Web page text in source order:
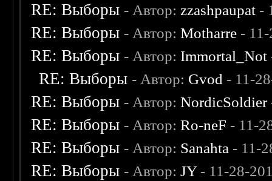
RE: Выборы - Автор: zzashpaupat -
RE: Выборы - Автор:Motharre -
RE: Выборы - Автор: Immortal_Not
RE: Выборы - Автор: Gvod - 11-
RE: Выборы - Автор:NordicSoldier
RE: Выборы - Автор:Ro-neF - 11-
RE: Выборы - Автор: Sanahta - 11-
RE: Выборы - Автор:JY- 11-28-